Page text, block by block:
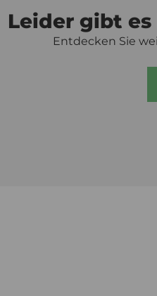
Leider gibt
Entdecken Sie